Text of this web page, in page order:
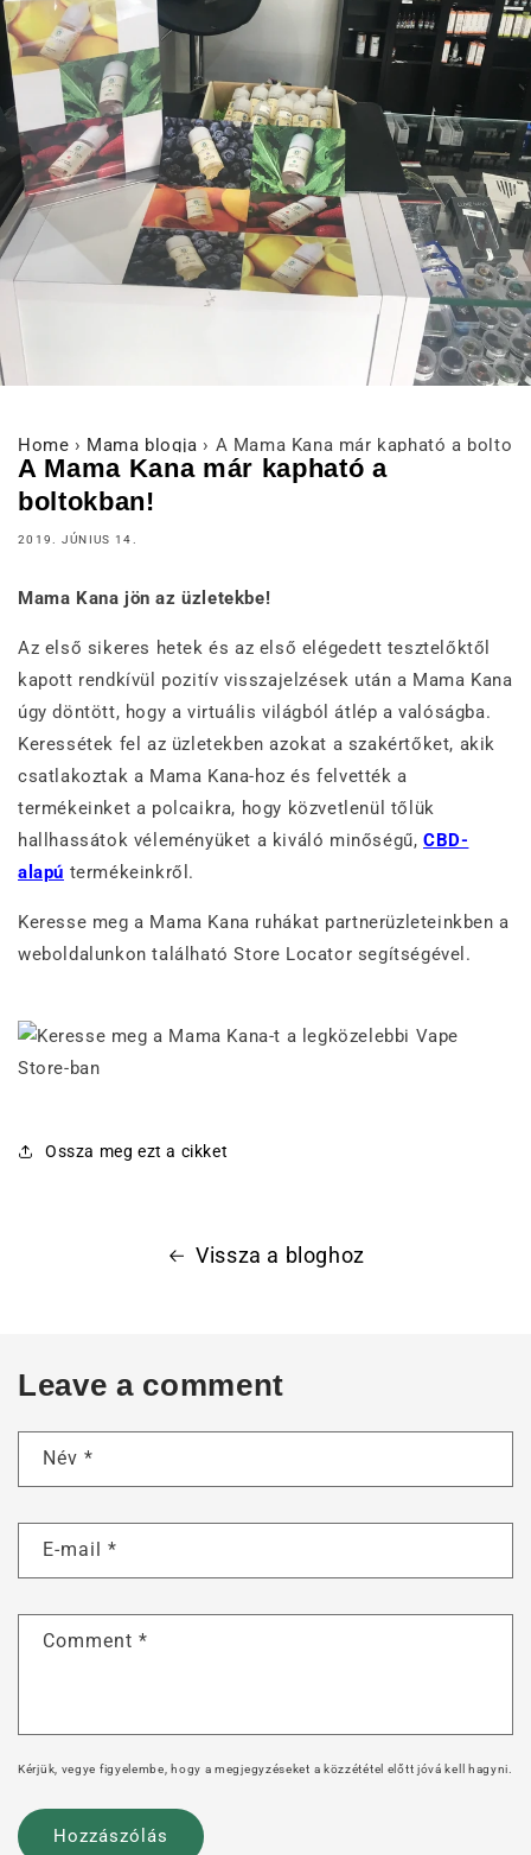
Home › Mama blogja › A Mama Kana már kapható a
A Mama Kana már kapható a
boltokban!
2019. JÚNIUS 14.
Mama Kana jön az üzletekbe!
Az első sikeres hetek és az első elégedett tesztelőktől
kapott rendkívül pozitív visszajelzések után a Mama Kana
úgy döntött, hogy a virtuális világból átlép a valóságba.
Keressétek fel az üzletekben azokat a szakértőket, akik
csatlakoztak a Mama Kana-hoz és felvették a
termékeinket a polcaikra, hogy közvetlenül tőlük
hallhassátok véleményüket a kiváló minőségű,CBD-
alapú termékeinkről.
Keresse meg a Mama Kana ruhákat partnerüzleteinkben a
weboldalunkon található Store Locator segítségével.
Ossza meg ezt a cikket
Vissza a bloghoz
Leave a comment
Név *
E-mail *
Comment *
Kérjük, vegye figyelembe, hogy a megjegyzéseket a közzététel előtt jóvá kell hagyni.